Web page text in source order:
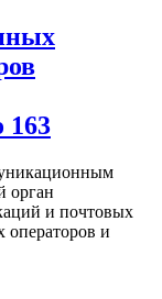
163
орган
и почтовых
операторов и